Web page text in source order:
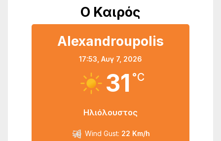
Ο Καιρός
Alexandroupolis
17:53, Αυγ 7, 2026
31 °C
Ηλιόλουστος
Wind Gust: 22 Km/h